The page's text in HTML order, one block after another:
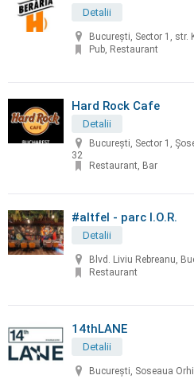
Detalii
București, Sector 1, str.
Pub, Restaurant
Hard Rock Cafe
Detalii
Bucureşti, Sector 1,
32
Restaurant, Bar
#altfel - parc I.O.R.
Detalii
Blvd. Liviu Rebreanu,
Restaurant
14thLANE
Detalii
București, Soseaua